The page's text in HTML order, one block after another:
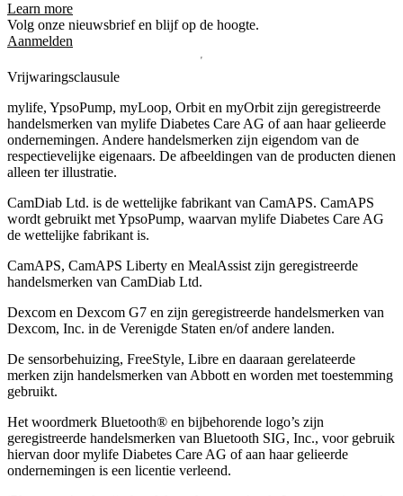
Learn more
Volg onze nieuwsbrief en blijf op de hoogte.
Aanmelden
Vrijwaringsclausule
mylife, YpsoPump, myLoop, Orbit en myOrbit zijn geregistreerde
handelsmerken van mylife Diabetes Care AG of aan haar gelieerde
ondernemingen. Andere handelsmerken zĳn eigendom van de
respectievelĳke eigenaars. De afbeeldingen van de producten dienen
alleen ter illustratie.
CamDiab Ltd. is de wettelijke fabrikant van CamAPS. CamAPS
wordt gebruikt met YpsoPump, waarvan mylife Diabetes Care AG
de wettelijke fabrikant is.
CamAPS, CamAPS Liberty en MealAssist zijn geregistreerde
handelsmerken van CamDiab Ltd.
Dexcom en Dexcom G7 en zijn geregistreerde handelsmerken van
Dexcom, Inc. in de Verenigde Staten en/of andere landen.
De sensorbehuizing, FreeStyle, Libre en daaraan gerelateerde
merken zijn handelsmerken van Abbott en worden met toestemming
gebruikt.
Het woordmerk Bluetooth® en bijbehorende logo’s zijn
geregistreerde handelsmerken van Bluetooth SIG, Inc., voor gebruik
hiervan door mylife Diabetes Care AG of aan haar gelieerde
ondernemingen is een licentie verleend.